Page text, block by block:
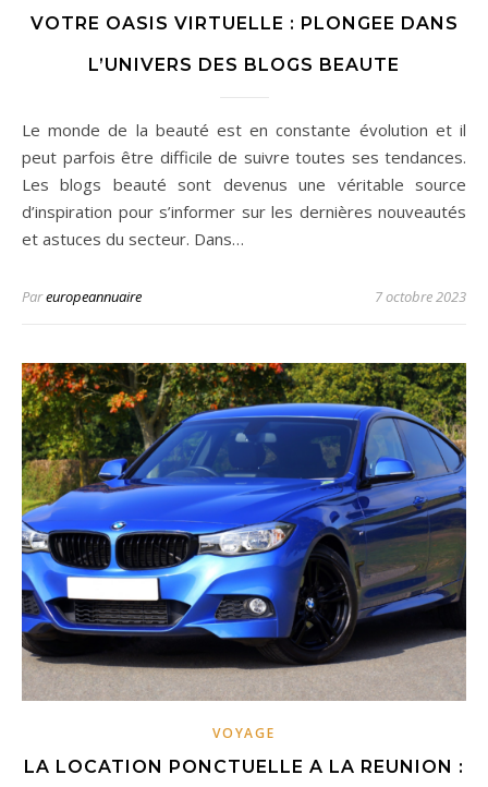
VOTRE OASIS VIRTUELLE : PLONGEE DANS
L’UNIVERS DES BLOGS BEAUTE
Le monde de la beauté est en constante évolution et il
peut parfois être difficile de suivre toutes ses tendances.
Les blogs beauté sont devenus une véritable source
d’inspiration pour s’informer sur les dernières nouveautés
et astuces du secteur. Dans…
Pareuropeannuaire 7 octobre 2023
VOYAGE
LA LOCATION PONCTUELLE A LA REUNION :